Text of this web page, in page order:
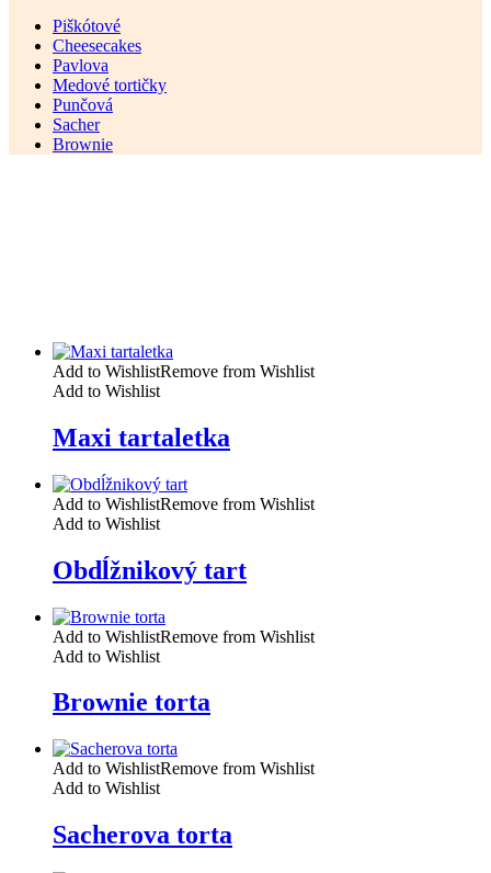
Piškótové
Cheesecakes
Pavlova
Medové tortičky
Punčová
Sacher
Brownie
Add to WishlistRemove from Wishlist
Add to Wishlist
Maxi tartaletka
Add to WishlistRemove from Wishlist
Add to Wishlist
Obdĺžnikový tart
Add to WishlistRemove from Wishlist
Add to Wishlist
Brownie torta
Add to WishlistRemove from Wishlist
Add to Wishlist
Sacherova torta